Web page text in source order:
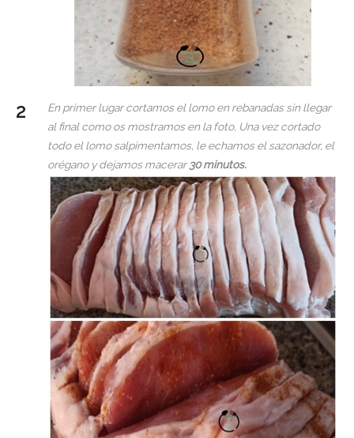
En primer lugar cortamos el lomo en rebanadas sin llegar
al final como os mostramos en la foto, Una vez cortado
todo el lomo salpimentamos, le echamos el sazonador, el
orégano y dejamos macerar 30 minutos.